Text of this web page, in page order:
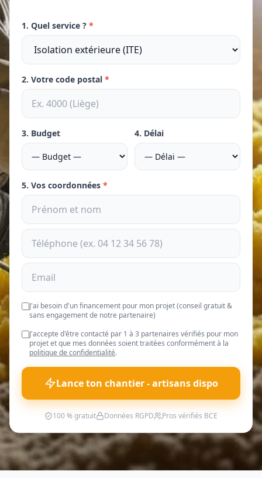
1. Quel service ? *
2. Votre code postal *
3. Budget 4. Délai
5. Vos coordonnées *
J'ai besoin d'un financement pour mon projet (conseil gratuit &
sans engagement de notre partenaire)
J'accepte d'être contacté par 1 à 3 partenaires vérifiés pour mon
projet et que mes données soient traitées conformément à la
politique de confidentialité.
Lance ton chantier - artisans dispo
100 % gratuit Données RGPD Pros vérifiés BCE